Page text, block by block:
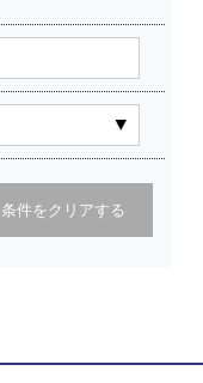
条件をクリアする